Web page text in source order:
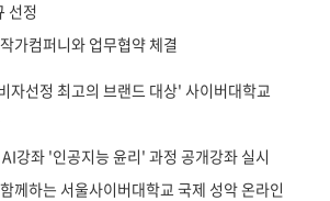
선정
가컴퍼니와 업무협약 체결
자선정 최고의 브랜드 대상' 사이버대학교
강좌 '인공지능 윤리' 과정 공개강좌 실시
께하는 서울사이버대학교 국제 성악 온라인